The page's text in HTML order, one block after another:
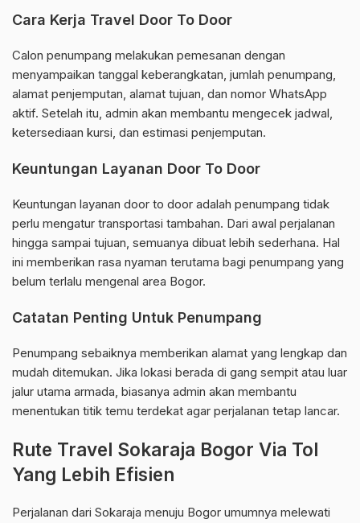
Cara Kerja Travel Door To Door
Calon penumpang melakukan pemesanan dengan
menyampaikan tanggal keberangkatan, jumlah penumpang,
alamat penjemputan, alamat tujuan, dan nomor WhatsApp
aktif. Setelah itu, admin akan membantu mengecek jadwal,
ketersediaan kursi, dan estimasi penjemputan.
Keuntungan Layanan Door To Door
Keuntungan layanan door to door adalah penumpang tidak
perlu mengatur transportasi tambahan. Dari awal perjalanan
hingga sampai tujuan, semuanya dibuat lebih sederhana. Hal
ini memberikan rasa nyaman terutama bagi penumpang yang
belum terlalu mengenal area Bogor.
Catatan Penting Untuk Penumpang
Penumpang sebaiknya memberikan alamat yang lengkap dan
mudah ditemukan. Jika lokasi berada di gang sempit atau luar
jalur utama armada, biasanya admin akan membantu
menentukan titik temu terdekat agar perjalanan tetap lancar.
Rute Travel Sokaraja Bogor Via Tol
Yang Lebih Efisien
Perjalanan dari Sokaraja menuju Bogor umumnya melewati